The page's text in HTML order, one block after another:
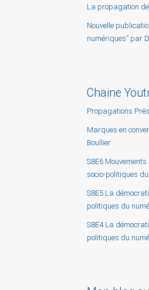
La propagation
Nouvelle
numériques” par
Chaine
Propagations
Marques en
Boullier
S8E6
socio-politiques
S8E5 La
politiques du
S8E4 La
politiques du